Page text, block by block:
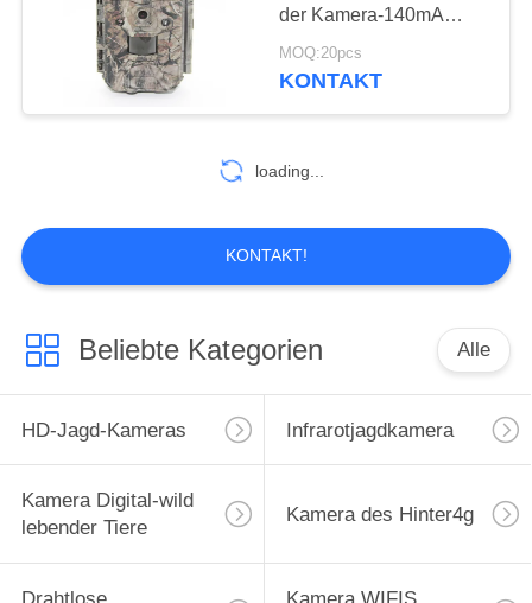
Garten-Kamera der
14
GPS-Hinterkamera
27
der Kamera-140mA
KG795 0.25S jagt
MOQ:20pcs
KONTAKT
loading...
KONTAKT!
Beliebte Kategorien Alle
HD-Jagd-Kameras Infrarotjagdkamera
Kamera Digital-wild
lebender Tiere
Kamera des Hinter4g